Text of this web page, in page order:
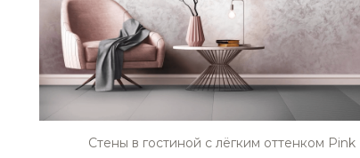
Стены в гостиной с лёгким оттенком Pink